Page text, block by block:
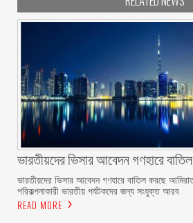
ভারতীয়দের ভিসার আবেদন গণহারে
ভারতীয়দের ভিসার আবেদন গণহারে বাতিল করছে
পরিকল্পনাকারী ভারতীয় পর্যটকদের জন্য সংযুক্ত আরব
READ MORE